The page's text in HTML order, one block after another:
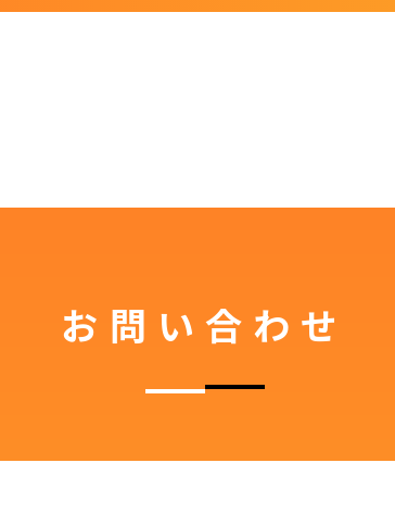
お問い合わせ